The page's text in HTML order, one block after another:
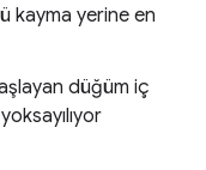
kayma yerine en
düğüm iç